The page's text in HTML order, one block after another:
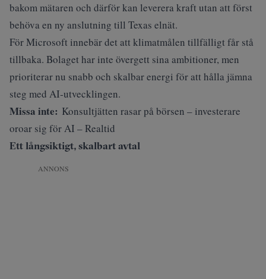
bakom mätaren och därför kan leverera kraft utan att först
behöva en ny anslutning till Texas elnät.
För Microsoft innebär det att klimatmålen tillfälligt får stå
tillbaka. Bolaget har inte övergett sina ambitioner, men
prioriterar nu snabb och skalbar energi för att hålla jämna
steg med AI‑utvecklingen.
Missa inte: Konsultjätten rasar på börsen – investerare
oroar sig för AI – Realtid
Ett långsiktigt, skalbart avtal
ANNONS